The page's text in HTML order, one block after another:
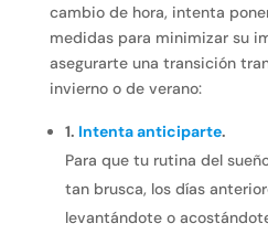
cambio de hora, intenta
medidas para minimizar su
asegurarte una transición
invierno o de verano:
1. Intenta anticiparte.
Para que tu rutina del
tan brusca, los días
levantándote o